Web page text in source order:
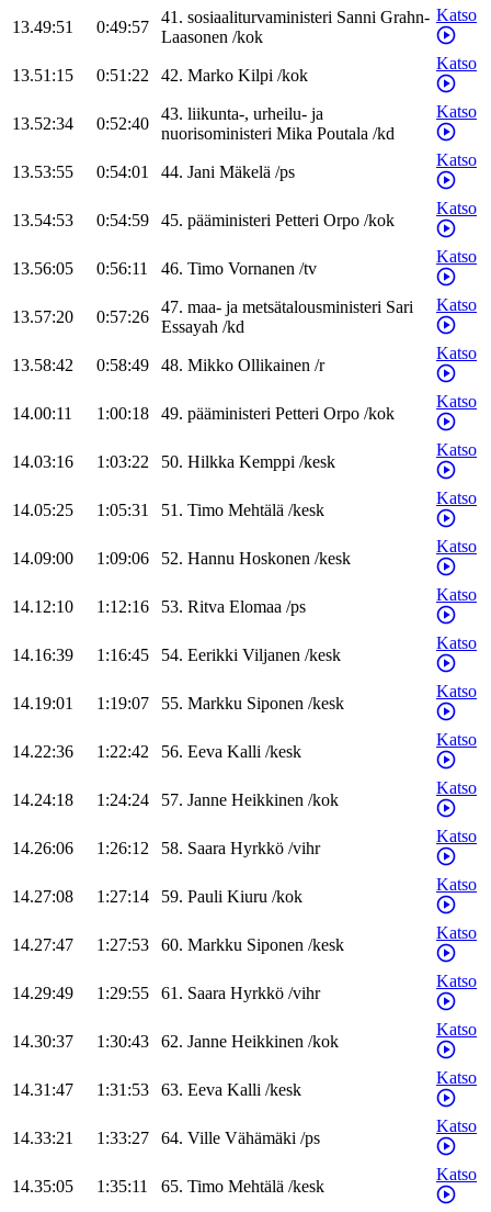
13.49:51 0:49:57
41. sosiaaliturvaministeri Sanni Grahn-
Laasonen /kok
Katso
13.51:15 0:51:22 42. Marko Kilpi /kok
Katso
13.52:34 0:52:40
43. liikunta-, urheilu- ja
nuorisoministeri Mika Poutala /kd
Katso
13.53:55 0:54:01 44. Jani Mäkelä /ps
Katso
13.54:53 0:54:59 45. pääministeri Petteri Orpo /kok
Katso
13.56:05 0:56:11 46. Timo Vornanen /tv
Katso
13.57:20 0:57:26
47. maa- ja metsätalousministeri Sari
Essayah /kd
Katso
13.58:42 0:58:49 48. Mikko Ollikainen /r
Katso
14.00:11 1:00:18 49. pääministeri Petteri Orpo /kok
Katso
14.03:16 1:03:22 50. Hilkka Kemppi /kesk
Katso
14.05:25 1:05:31 51. Timo Mehtälä /kesk
Katso
14.09:00 1:09:06 52. Hannu Hoskonen /kesk
Katso
14.12:10 1:12:16 53. Ritva Elomaa /ps
Katso
14.16:39 1:16:45 54. Eerikki Viljanen /kesk
Katso
14.19:01 1:19:07 55. Markku Siponen /kesk
Katso
14.22:36 1:22:42 56. Eeva Kalli /kesk
Katso
14.24:18 1:24:24 57. Janne Heikkinen /kok
Katso
14.26:06 1:26:12 58. Saara Hyrkkö /vihr
Katso
14.27:08 1:27:14 59. Pauli Kiuru /kok
Katso
14.27:47 1:27:53 60. Markku Siponen /kesk
Katso
14.29:49 1:29:55 61. Saara Hyrkkö /vihr
Katso
14.30:37 1:30:43 62. Janne Heikkinen /kok
Katso
14.31:47 1:31:53 63. Eeva Kalli /kesk
Katso
14.33:21 1:33:27 64. Ville Vähämäki /ps
Katso
14.35:05 1:35:11 65. Timo Mehtälä /kesk
Katso